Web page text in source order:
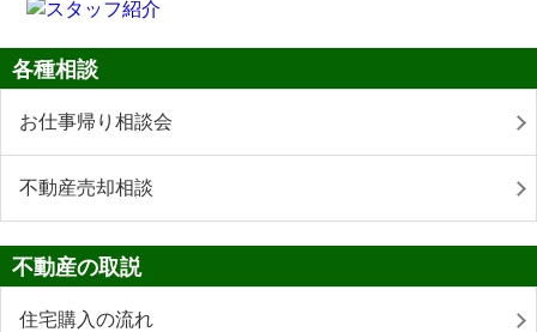
各種相談
お仕事帰り相談会
不動産売却相談
不動産の取説
住宅購入の流れ